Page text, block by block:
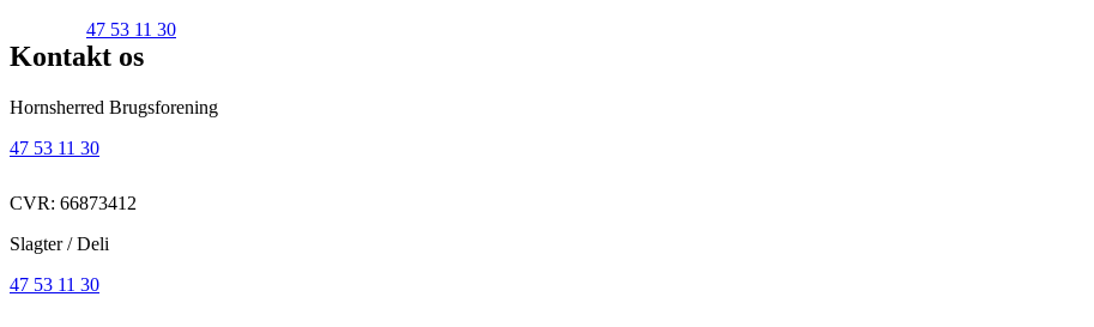
47 53 11 30
Kontakt os
Hornsherred Brugsforening
47 53 11 30
CVR: 66873412
Slagter / Deli
47 53 11 30